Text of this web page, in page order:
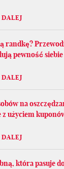
DALEJ
randkę?
pewność siebie
DALEJ
na
z użyciem
DALEJ
która pasuje